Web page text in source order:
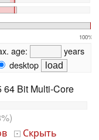
100%
age:
years
desktop
64 Bit Multi-Core
- Скрыть